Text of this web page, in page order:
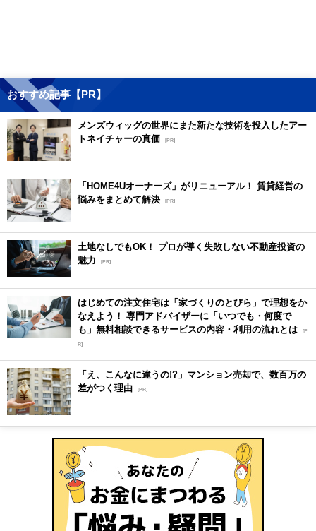
おすすめ記事【PR】
メンズウィッグの世界にまた新たな技術を投入したアー
トネイチャーの真価 [PR]
「HOME4Uオーナーズ」がリニューアル！ 賃貸経営の
悩みをまとめて解決 [PR]
土地なしでもOK！ プロが導く失敗しない不動産投資の
魅力
[PR]
はじめての注文住宅は「家づくりのとびら」で理想をか
なえよう！ 専門アドバイザーに「いつでも・何度で
も」無料相談できるサービスの内容・利用の流れとは [P
R]
「え、こんなに違うの!?」マンション売却で、数百万の
差がつく理由 [PR]